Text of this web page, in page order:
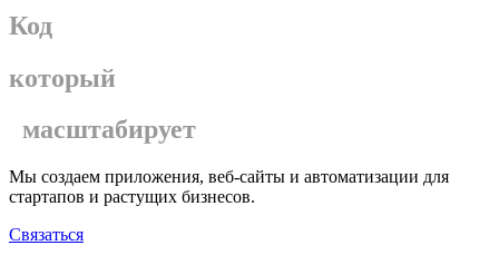
Код
который
масштабирует
Мы создаем приложения, веб-сайты и автоматизации для
стартапов и растущих бизнесов.
Связаться